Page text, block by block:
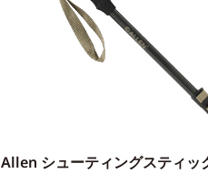
Allen シューティングスティッ